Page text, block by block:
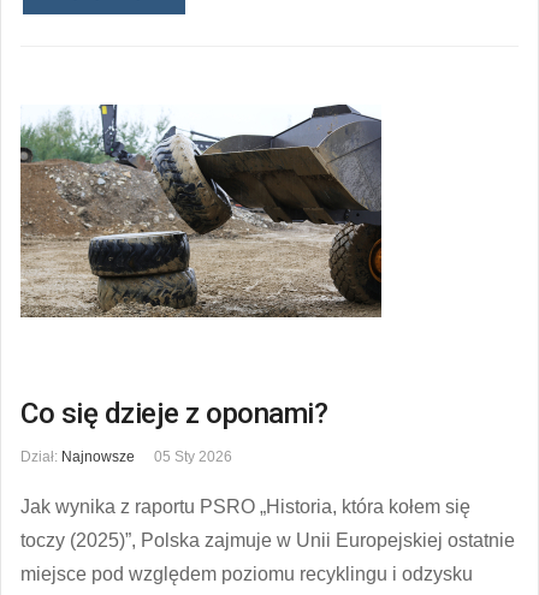
Co się dzieje z oponami?
Dział: Najnowsze 05 Sty 2026
Jak wynika z raportu PSRO „Historia, która kołem się
toczy (2025)”, Polska zajmuje w Unii Europejskiej ostatnie
miejsce pod względem poziomu recyklingu i odzysku